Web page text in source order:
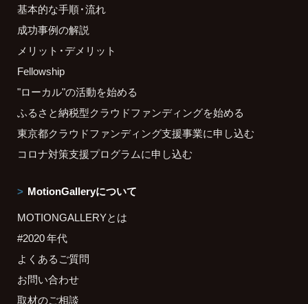
基本的な手順・流れ
成功事例の解説
メリット・デメリット
Fellowship
"ローカル"の活動を始める
ふるさと納税型クラウドファンディングを始める
東京都クラウドファンディング支援事業に申し込む
コロナ対策支援プログラムに申し込む
MotionGalleryについて
MOTIONGALLERYとは
#2020 年代
よくあるご質問
お問い合わせ
取材のご相談